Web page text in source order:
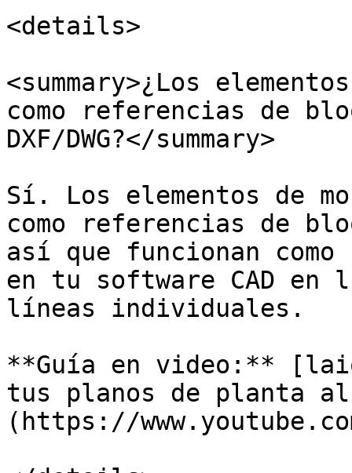
<details>
<summary>¿Los
como referencias de
DXF/DWG?</summary>
Sí. Los elementos de
como referencias de
así que funcionan
en tu software CAD en
líneas individuales.
**Guía en video:**
tus planos de planta
(https://